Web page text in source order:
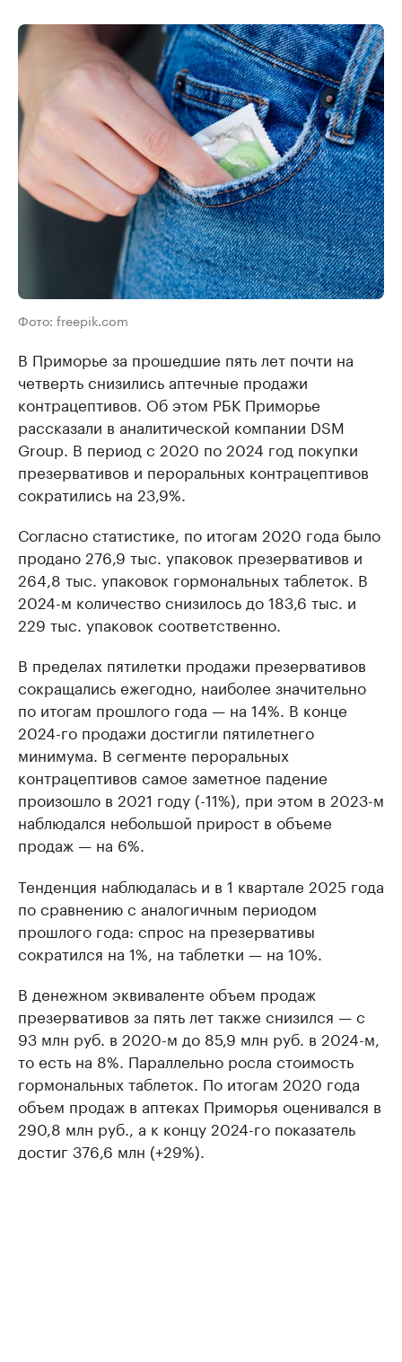
Фото: freepik.com
В Приморье за прошедшие пять лет почти на
четверть снизились аптечные продажи
контрацептивов. Об этом РБК Приморье
рассказали в аналитической компании DSM
Group. В период с 2020 по 2024 год покупки
презервативов и пероральных контрацептивов
сократились на 23,9%.
Согласно статистике, по итогам 2020 года было
продано 276,9 тыс. упаковок презервативов и
264,8 тыс. упаковок гормональных таблеток. В
2024-м количество снизилось до 183,6 тыс. и
229 тыс. упаковок соответственно.
В пределах пятилетки продажи презервативов
сокращались ежегодно, наиболее значительно
по итогам прошлого года — на 14%. В конце
2024-го продажи достигли пятилетнего
минимума. В сегменте пероральных
контрацептивов самое заметное падение
произошло в 2021 году (-11%), при этом в 2023-м
наблюдался небольшой прирост в объеме
продаж — на 6%.
Тенденция наблюдалась и в 1 квартале 2025 года
по сравнению с аналогичным периодом
прошлого года: спрос на презервативы
сократился на 1%, на таблетки — на 10%.
В денежном эквиваленте объем продаж
презервативов за пять лет также снизился — с
93 млн руб. в 2020-м до 85,9 млн руб. в 2024-м,
то есть на 8%. Параллельно росла стоимость
гормональных таблеток. По итогам 2020 года
объем продаж в аптеках Приморья оценивался в
290,8 млн руб., а к концу 2024-го показатель
достиг 376,6 млн (+29%).